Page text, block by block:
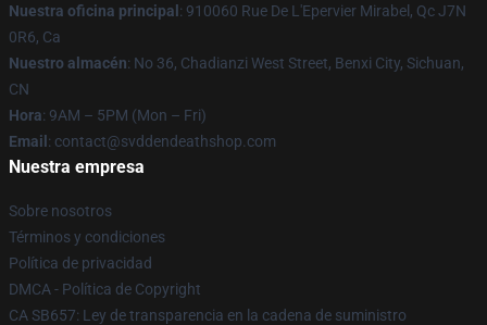
Nuestra oficina principal : 910060 Rue De L'Epervier Mirabel, Qc J7N
0R6, Ca
Nuestro almacén: No 36, Chadianzi West Street, Benxi City, Sichuan,
CN
Hora: 9AM – 5PM (Mon – Fri)
Email : contact@svddendeathshop.com
Nuestra empresa
Sobre nosotros
Términos y condiciones
Política de privacidad
DMCA - Política de Copyright
CA SB657: Ley de transparencia en la cadena de suministro